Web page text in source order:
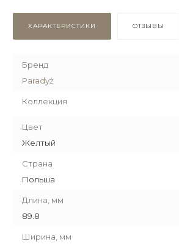
ХАРАКТЕРИСТИКИ ОТЗЫВЫ
Бренд
Paradyż
Коллекция
Цвет
Желтый
Страна
Польша
Длина, мм
89.8
Ширина, мм